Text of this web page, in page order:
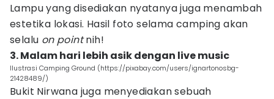
Lampu yang disediakan nyatanya juga menambah
estetika lokasi. Hasil foto selama camping akan
selalu on pointnih!
3. Malam hari lebih asik dengan live music
Ilustrasi Camping Ground (https://pixabay.com/users/ignartonosbg-
21428489/)
Bukit Nirwana juga menyediakan sebuah